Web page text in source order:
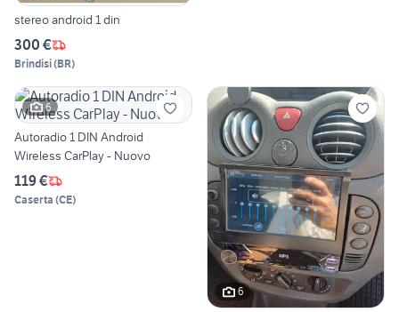
stereo android 1 din
300 €
Brindisi(BR)
6
Autoradio 1 DIN Android
Wireless CarPlay - Nuovo
119 €
Caserta (CE)
6